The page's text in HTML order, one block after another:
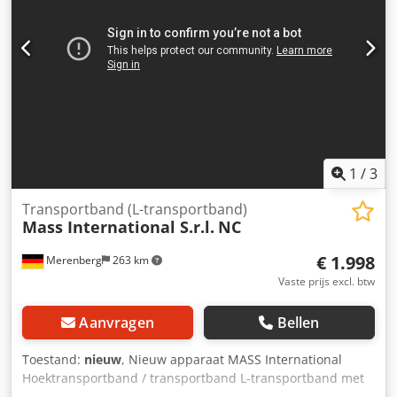
CE-gecertificeerd.
1 /3
Merenberg 263 km
Transportband (L-transportband)
Mass International S.r.l. NC
€ 1.998
Vaste prijs excl. btw
Aanvragen Bellen
Toestand: nieuw, Nieuw apparaat MASS International
Hoektransportband / transportband L-transportband met